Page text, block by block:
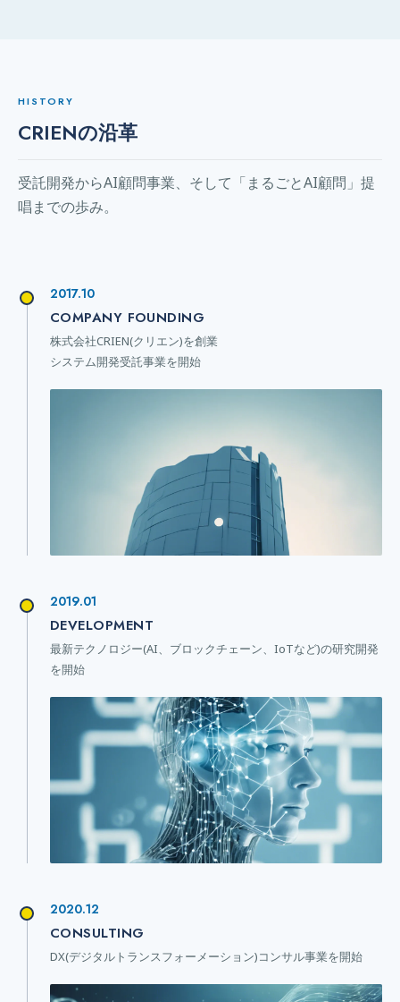
HISTORY
CRIENの沿革
受託開発からAI顧問事業、そして「まるごとAI顧問」提
唱までの歩み。
2017.10
COMPANY FOUNDING
株式会社CRIEN(クリエン)を創業
システム開発受託事業を開始
2019.01
DEVELOPMENT
最新テクノロジー(AI、ブロックチェーン、IoTなど)の研究開発
を開始
2020.12
CONSULTING
DX(デジタルトランスフォーメーション)コンサル事業を開始